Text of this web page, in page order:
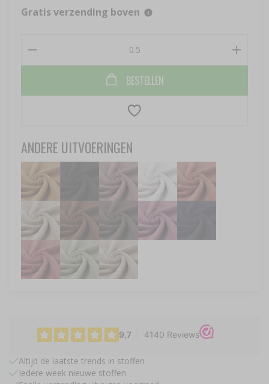
Gratis verzending boven
BESTELLEN
ANDERE UITVOERINGEN
Altijd de laatste trends in stoffen
Iedere week nieuwe stoffen